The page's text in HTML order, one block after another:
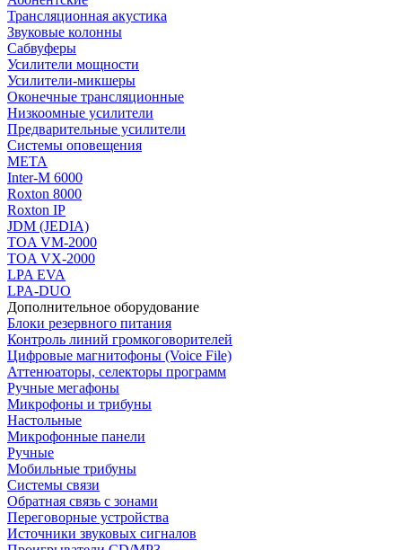
Трансляционная акустика
Звуковые колонны
Сабвуферы
Усилители мощности
Усилители-микшеры
Оконечные трансляционные
Низкоомные усилители
Предварительные усилители
Системы оповещения
МЕТА
Inter-M 6000
Roxton 8000
Roxton IP
JDM (JEDIA)
TOA VM-2000
TOA VX-2000
LPA EVA
LPA-DUO
Дополнительное оборудование
Блоки резервного питания
Контроль линий громкоговорителей
Цифровые магнитофоны (Voice File)
Аттенюаторы, селекторы программ
Ручные мегафоны
Микрофоны и трибуны
Настольные
Микрофонные панели
Ручные
Мобильные трибуны
Системы связи
Обратная связь с зонами
Переговорные устройства
Источники звуковых сигналов